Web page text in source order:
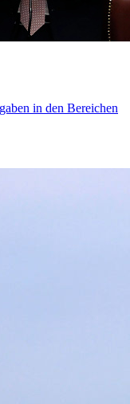
in den Bereichen